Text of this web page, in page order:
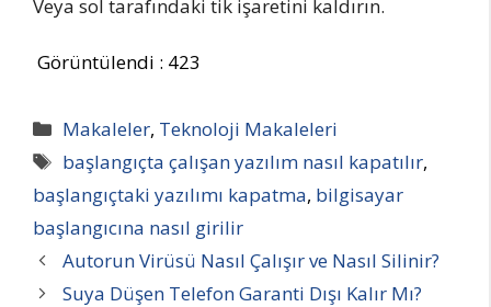
Veya sol tarafındaki tik işaretini kaldırın.
Görüntülendi : 423
Kategoriler
Makaleler, Teknoloji Makaleleri
Etiketler
başlangıçta çalışan yazılım nasıl kapatılır,
başlangıçtaki yazılımı kapatma, bilgisayar
başlangıcına nasıl girilir
Autorun Virüsü Nasıl Çalışır ve Nasıl Silinir?
Suya Düşen Telefon Garanti Dışı Kalır Mı?